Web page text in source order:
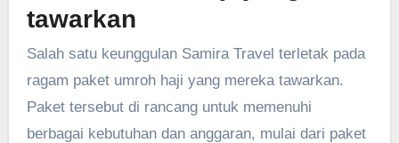
tawarkan
Salah satu keunggulan Samira Travel terletak pada
ragam paket umroh haji yang mereka tawarkan.
Paket tersebut di rancang untuk memenuhi
berbagai kebutuhan dan anggaran, mulai dari paket